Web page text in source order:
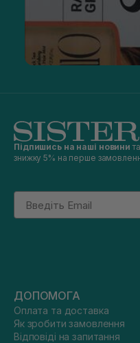
Підпишись на наші новини
знижку 5% на перше
Email
ДОПОМОГА
Оплата та доставка
Як зробити замовлення
Відповіді на запитання